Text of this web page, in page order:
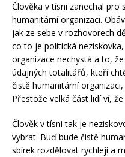
Člověka v tísni zanechal
humanitární organizaci.
jak ze sebe v rozhovorech
co to je politická
organizace nechystá a to,
údajných totalitářů, kteří
čistě humanitární
Přestože velká část lidí ví, že
Člověk v tísni tak je
vybrat. Buď bude čistě
sbírek rozdělovat rychleji a